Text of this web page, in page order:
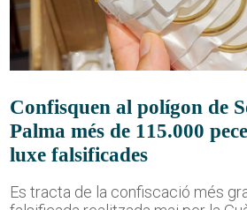
Confisquen al polígon de
Palma més de 115.000
luxe falsificades
Es tracta de la confiscació més